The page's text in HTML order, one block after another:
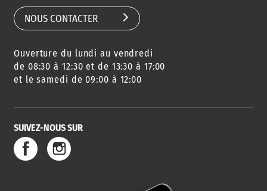
NOUS CONTACTER
Ouverture du lundi au vendredi
de 08:30 à 12:30 et de 13:30 à 17:00
et le samedi de 09:00 à 12:00
SUIVEZ-NOUS SUR